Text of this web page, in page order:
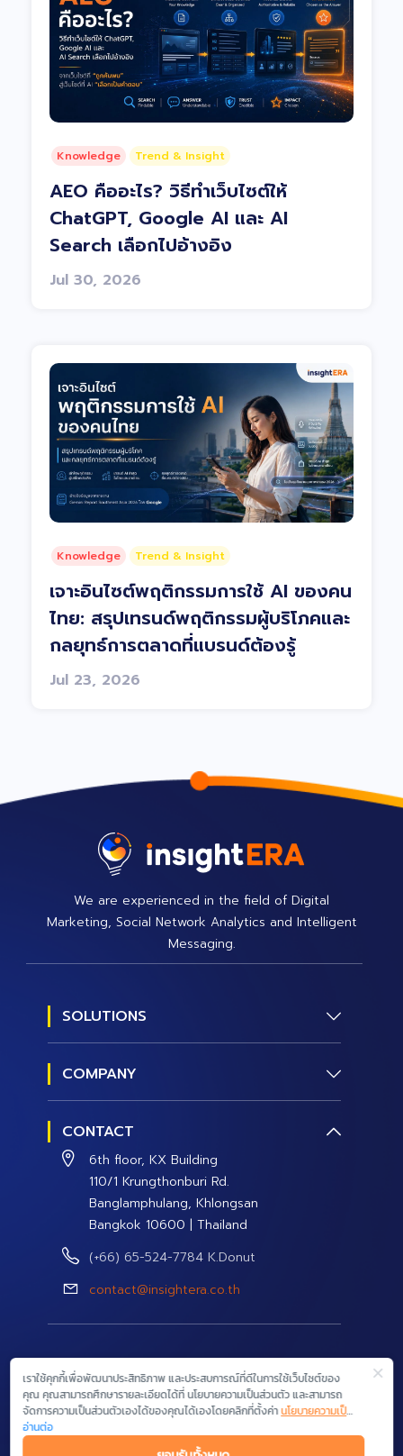
เราใช้คุกกี้เพื่อพัฒนาประสิทธิภาพ และประสบการณ์ที่ดีในการใช้เว็บไซต์ของ
คุณ คุณสามารถศึกษารายละเอียดได้ที่ นโยบายความเป็นส่วนตัว และสามารถ
จัดการความเป็นส่วนตัวเองได้ของคุณได้เองโดยคลิกที่ตั้งค่านโยบายความเป็น
ส่วนตัว
อ่านต่อ
Knowledge Trend & Insight
AEO คืออะไร? วิธีทำเว็บไซต์ให้
ChatGPT, Google AI และ AI
Search เลือกไปอ้างอิง
Jul 30, 2026
Knowledge Trend & Insight
เจาะอินไซต์พฤติกรรมการใช้ AI ของคน
ไทย: สรุปเทรนด์พฤติกรรมผู้บริโภคและ
กลยุทธ์การตลาดที่แบรนด์ต้องรู้
Jul 23, 2026
We are experienced in the field of Digital
Marketing, Social Network Analytics and Intelligent
Messaging.
SOLUTIONS
Social Management
Social Campaign
COMPANY
Contact Us
Careers
CONTACT
6th floor, KX Building
110/1 Krungthonburi Rd.
Banglamphulang, Khlongsan
Bangkok 10600 | Thailand
(+66) 65-524-7784 K.Donut
contact@insightera.co.th
© 2026 InsightEra Co., Ltd. All rights reserved.
Terms & Conditions | Privacy Policy